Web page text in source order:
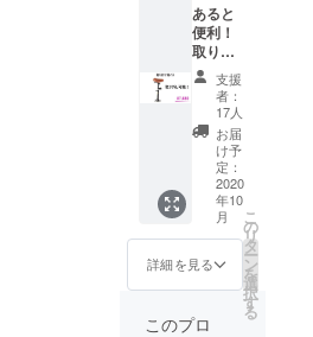
あると
便利！
取り外
し可能
後付け
サドル *
まとめ
支援機
能をお
使いく
ださ
い。 送
料/税込
み
支援
者：
17人
お届
け予
定：
2020
年10
月
詳細を見る
こ
の
リ
タ
ー
ン
を
選
択
す
る
このプロ